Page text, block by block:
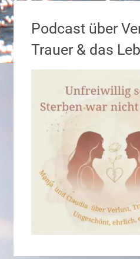
Podcast über
Trauer & das